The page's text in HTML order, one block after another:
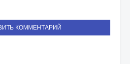
КОММЕНТАРИЙ